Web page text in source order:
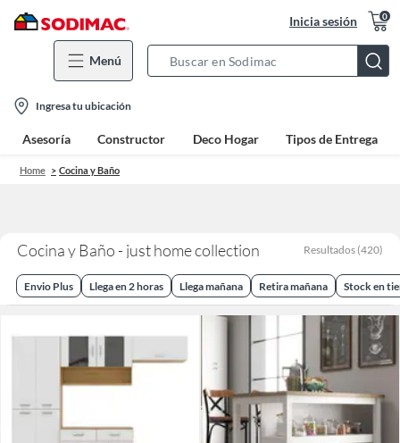
Inicia sesión 0
Menú
Bar
location-
icon
Ingresa tu ubicación
Asesoría Constructor Deco Hogar Tipos de Entrega
Home Cocina y Baño
Cocina y Baño - just home collection Resultados (420)
Envio Plus Llega en 2 horas Llega mañana Retira mañana Stock en